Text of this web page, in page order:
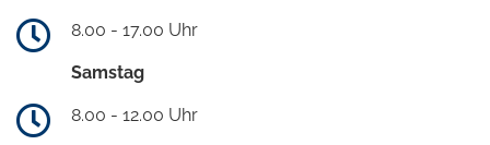
8.00 - 17.00 Uhr
Samstag
8.00 - 12.00 Uhr